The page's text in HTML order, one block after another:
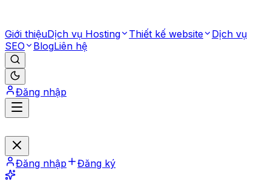
Giới thiệuDịch vụ Hosting Thiết kế website
Dịch vụ
SEO
BlogLiên hệ
Đăng nhập
Đăng nhập Đăng ký